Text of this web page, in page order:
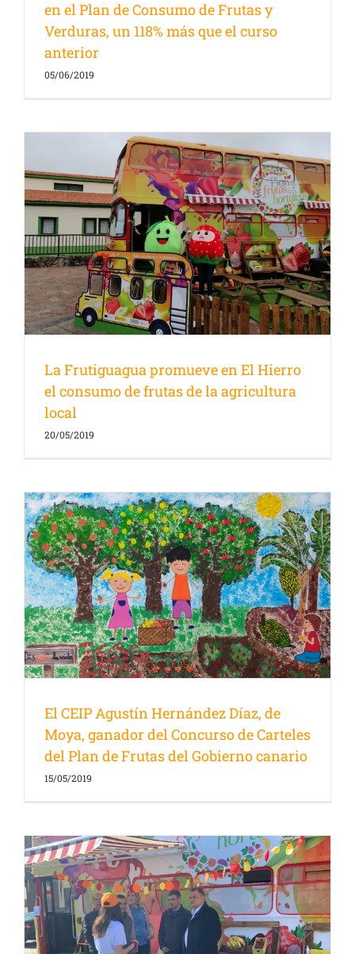
en el Plan de Consumo de Frutas y
Verduras, un 118% más que el curso
anterior
05/06/2019
La Frutiguagua promueve en El Hierro
el consumo de frutas de la agricultura
local
20/05/2019
El CEIP Agustín Hernández Díaz, de
Moya, ganador del Concurso de Carteles
del Plan de Frutas del Gobierno canario
15/05/2019